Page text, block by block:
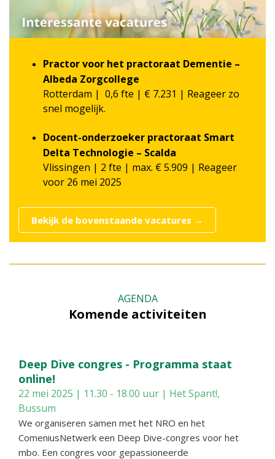
Practor voor het practoraat Dementie –
Albeda Zorgcollege
Rotterdam | 0,6 fte | € 7.231 | Reageer zo
snel mogelijk.
Docent-onderzoeker practoraat Smart
Delta Technologie – Scalda
Vlissingen | 2 fte | max. € 5.909 | Reageer
voor 26 mei 2025
Bekijk de bovenstaande vacatures →
AGENDA
Komende activiteiten
Deep Dive congres - Programma staat
online!
22 mei 2025 | 11.30 - 18.00 uur | Het Spant!,
Bussum
We organiseren samen met het NRO en het
ComeniusNetwerk een Deep Dive-congres voor het
mbo. Een congres voor gepassioneerde